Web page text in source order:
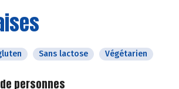
Sans lactose Végétarien
personnes